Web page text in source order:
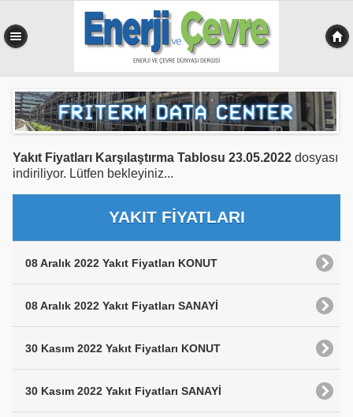
Yakıt Fiyatları Karşılaştırma Tablosu 23.05.2022 dosyası
indiriliyor. Lütfen bekleyiniz...
YAKIT FİYATLARI
08 Aralık 2022 Yakıt Fiyatları KONUT
08 Aralık 2022 Yakıt Fiyatları SANAYİ
30 Kasım 2022 Yakıt Fiyatları KONUT
30 Kasım 2022 Yakıt Fiyatları SANAYİ
0,410 sn